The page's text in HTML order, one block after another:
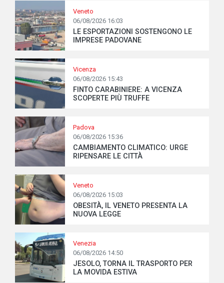
Veneto
06/08/2026 16:03
LE ESPORTAZIONI SOSTENGONO LE
IMPRESE PADOVANE
Vicenza
06/08/2026 15:43
FINTO CARABINIERE: A VICENZA
SCOPERTE PIÙ TRUFFE
Padova
06/08/2026 15:36
CAMBIAMENTO CLIMATICO: URGE
RIPENSARE LE CITTÀ
Veneto
06/08/2026 15:03
OBESITÀ, IL VENETO PRESENTA LA
NUOVA LEGGE
Venezia
06/08/2026 14:50
JESOLO, TORNA IL TRASPORTO PER
LA MOVIDA ESTIVA